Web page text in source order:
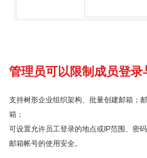
管理员可以限制成员登录
支持树形企业组织架构、批量创建邮箱；
箱；
可设置允许员工登录的地点或IP范围、密
邮箱帐号的使用安全。